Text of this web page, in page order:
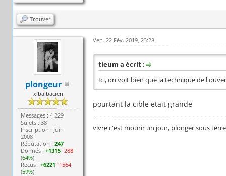
Trouver
plongeur
xibalbacien
Messages : 4 229
Sujets : 38
Inscription : Juin
2008
Réputation :247
Donnés :+1315 -288
(64%)
Reçus :+6221 -1564
(59%)
Ven. 22 Fév. 2019, 23:28
tieum a écrit :
Ici, on voit bien que la technique de
pourtant la cible etait grande
vivre c'est mourir un jour, plonger sous